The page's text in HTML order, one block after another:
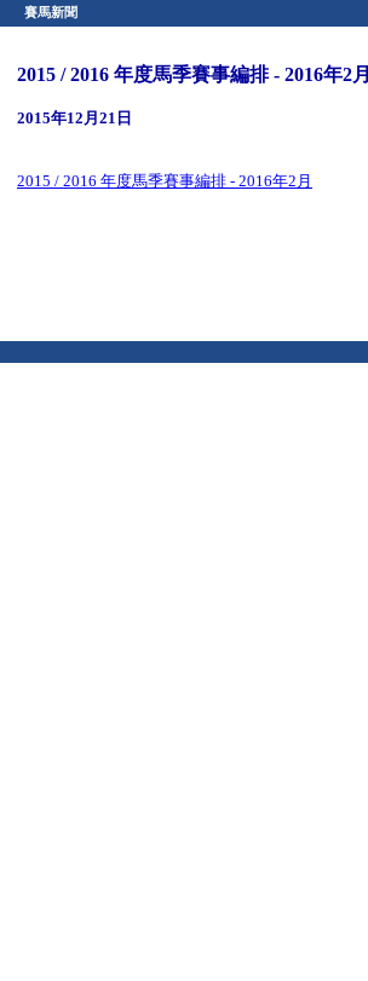
賽馬新聞
2015 / 2016 年度馬季賽事編排 - 2016年2月
2015年12月21日
2015 / 2016 年度馬季賽事編排 - 2016年2月